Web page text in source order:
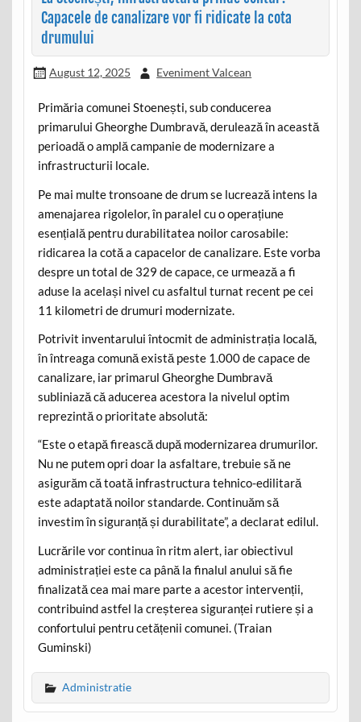
Capacele de canalizare vor fi ridicate la cota
drumului
August 12, 2025 Eveniment Valcean
Primăria comunei Stoenești, sub conducerea
primarului Gheorghe Dumbravă, derulează în această
perioadă o amplă campanie de modernizare a
infrastructurii locale.
Pe mai multe tronsoane de drum se lucrează intens la
amenajarea rigolelor, în paralel cu o operațiune
esențială pentru durabilitatea noilor carosabile:
ridicarea la cotă a capacelor de canalizare. Este vorba
despre un total de 329 de capace, ce urmează a fi
aduse la același nivel cu asfaltul turnat recent pe cei
11 kilometri de drumuri modernizate.
Potrivit inventarului întocmit de administrația locală,
în întreaga comună există peste 1.000 de capace de
canalizare, iar primarul Gheorghe Dumbravă
subliniază că aducerea acestora la nivelul optim
reprezintă o prioritate absolută:
“Este o etapă firească după modernizarea drumurilor.
Nu ne putem opri doar la asfaltare, trebuie să ne
asigurăm că toată infrastructura tehnico-edilitară
este adaptată noilor standarde. Continuăm să
investim în siguranță și durabilitate”, a declarat edilul.
Lucrările vor continua în ritm alert, iar obiectivul
administrației este ca până la finalul anului să fie
finalizată cea mai mare parte a acestor intervenții,
contribuind astfel la creșterea siguranței rutiere și a
confortului pentru cetățenii comunei. (Traian
Guminski)
Administratie